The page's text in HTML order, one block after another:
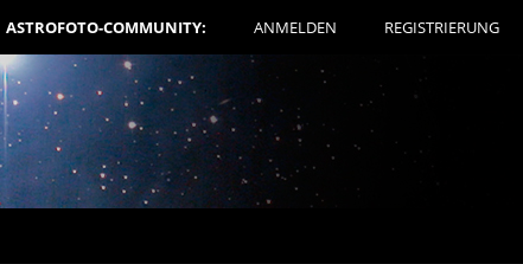
ASTROFOTO-COMMUNITY: ANMELDEN REGISTRIERUNG